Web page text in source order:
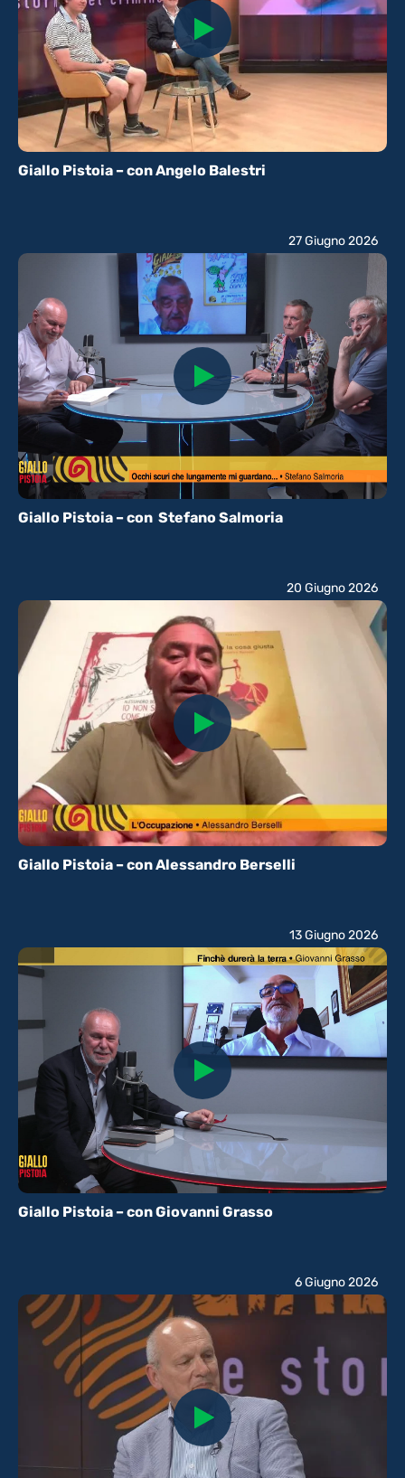
Giallo Pistoia – con Angelo Balestri
Giallo Pistoia – con Stefano Salmoria
27 Giugno 2026
Giallo Pistoia – con Alessandro Berselli
20 Giugno 2026
Giallo Pistoia – con Giovanni Grasso
13 Giugno 2026
6 Giugno 2026